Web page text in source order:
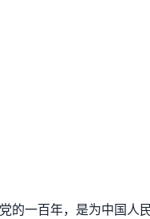
的一百年，是为中国人